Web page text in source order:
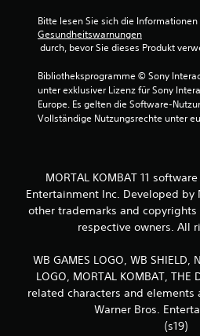
Bitte lesen Sie sich die
Gesundheitswarnungen
durch, bevor Sie dieses Produkt
Bibliotheksprogramme © Sony
unter exklusiver Lizenz für Sony
Europe. Es gelten die Software-
Vollständige Nutzungsrechte unter
MORTAL KOMBAT 11
Entertainment Inc. Developed by
other trademarks and
respective owners. All
WB GAMES LOGO, WB SHIELD,
LOGO, MORTAL KOMBAT, THE
related characters and
Warner Bros.
(s19)